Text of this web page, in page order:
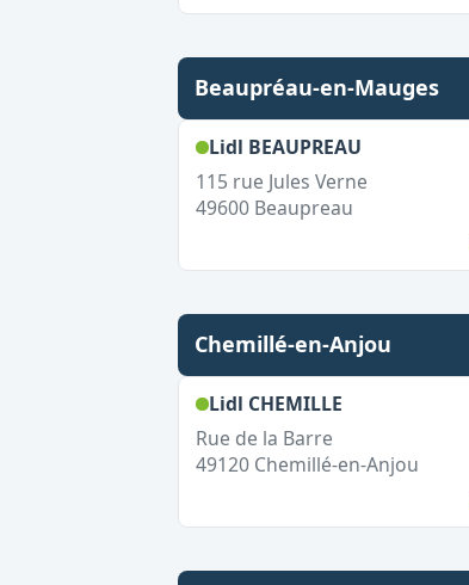
Beaupréau-en-Mauges
Lidl BEAUPREAU,
115 rue Jules Verne
49600 Beaupreau
Chemillé-en-Anjou
Lidl CHEMILLE,
Rue de la Barre
49120 Chemillé-en-Anjou